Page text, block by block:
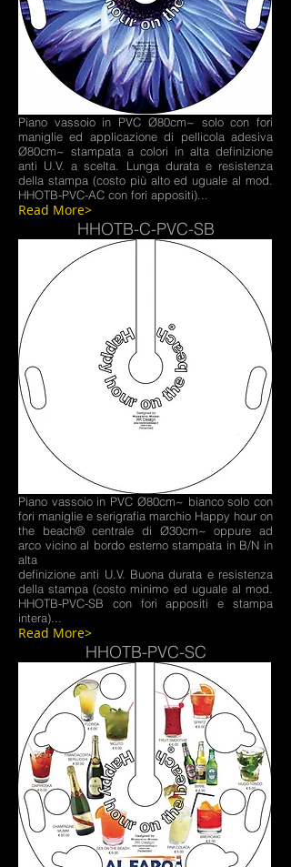
Piano vassoio in PVC Ø80cm~ solo con fori
maniglie ed applicazione di pellicola adesiva
Ø80cm~ stampata a colori in alta definizione
anti U.V. a scelta. Lunga durata e resistenza
della stampa (costo più alto ed uguale al mod.
HHOTB-PVC-AC con fori appositi)...
Read More>
HHOTB-C-PVC-SB
Piano vassoio in PVC Ø80cm~ bianco solo con
fori maniglie e serigrafia marchio Happy hour on
the beach® centrale di Ø30cm~ oppure ad
arco vicino al bordo esterno stampata in B/N in
alta
definizione anti U.V. Buona durata e resistenza
della stampa (costo minimo ed uguale al mod.
HHOTB-PVC-SB con fori appositi e stampa
intera)...
Read More>
HHOTB-PVC-SC